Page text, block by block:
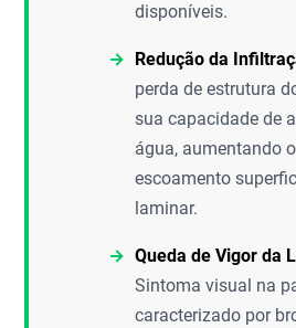
disponíveis.
Redução da
perda de estrutura
sua capacidade de
água, aumentando
escoamento
laminar.
Queda de Vigor da
Sintoma visual na
caracterizado por